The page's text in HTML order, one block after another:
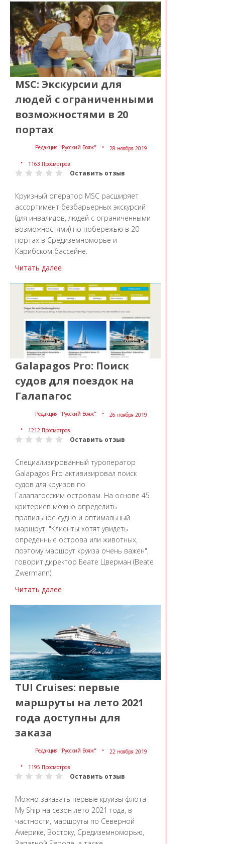
MSC: Экскурсии для
людей с ограниченными
возможностями в 20
портах
Редакция "Русский Вояж" 28 ноября 2019
1163 Просмотров
Оставить отзыв
Круизный оператор MSC расширяет
ассортимент безбарьерных экскурсий
(для инвалидов, людей с ограниченными
возможностями) по побережью в 20
портах в Средиземноморье и
Карибском бассейне.
Читать далее
Galapagos Pro: Поиск
судов для поездок на
Галапагос
Редакция "Русский Вояж" 26 ноября 2019
1212 Просмотров
Оставить отзыв
Специализированный туроператор
Galapagos Pro активизировал поиск
судов для круизов по
Галапагосским островам. На основе 45
критериев можно определить
правильное судно и оптимальный
маршрут. "Клиенты хотят увидеть
опреденные острова или животных,
поэтому маршрут круиза очень важен",
говорит директор Беате Цверман (Beate
Zwermann).
Читать далее
TUI Cruises: первые
маршруты на лето 2021
года доступны для
заказа
Редакция "Русский Вояж" 22 ноября 2019
1195 Просмотров
Оставить отзыв
Можно заказать первые круизы флота
My Ship на сезон лето 2021 года, в
частности, маршруты по Северной
Америке, Востоку, Средиземноморью,